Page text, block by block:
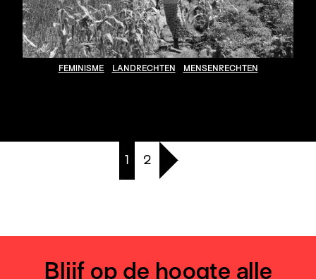
FEMINISME LANDRECHTEN MENSENRECHTEN
1 2
Blijf op de hoogte alle